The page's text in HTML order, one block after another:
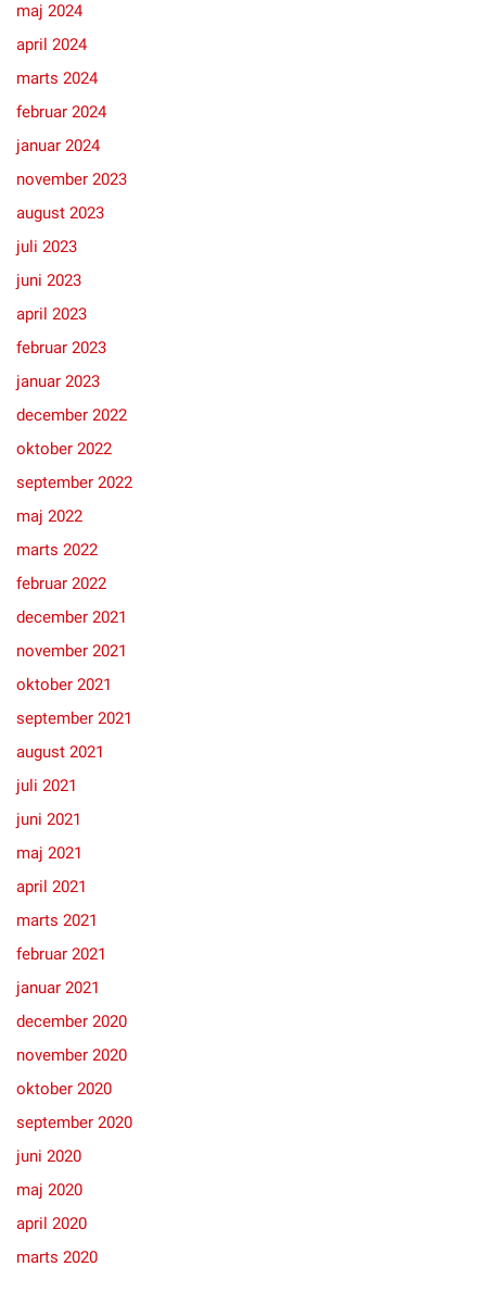
maj 2024
april 2024
marts 2024
februar 2024
januar 2024
november 2023
august 2023
juli 2023
juni 2023
april 2023
februar 2023
januar 2023
december 2022
oktober 2022
september 2022
maj 2022
marts 2022
februar 2022
december 2021
november 2021
oktober 2021
september 2021
august 2021
juli 2021
juni 2021
maj 2021
april 2021
marts 2021
februar 2021
januar 2021
december 2020
november 2020
oktober 2020
september 2020
juni 2020
maj 2020
april 2020
marts 2020